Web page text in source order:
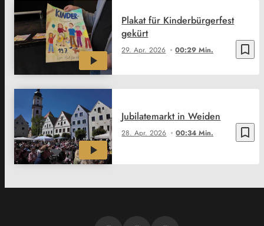
bookmark_border
29. Apr. 2026 00:29 Min.
Plakat für Kinderbürgerfest
gekürt
bookmark_border
28. Apr. 2026 00:34 Min.
Jubilatemarkt in Weiden